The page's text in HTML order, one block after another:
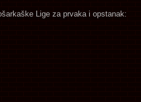
Lige za prvaka i opstanak: